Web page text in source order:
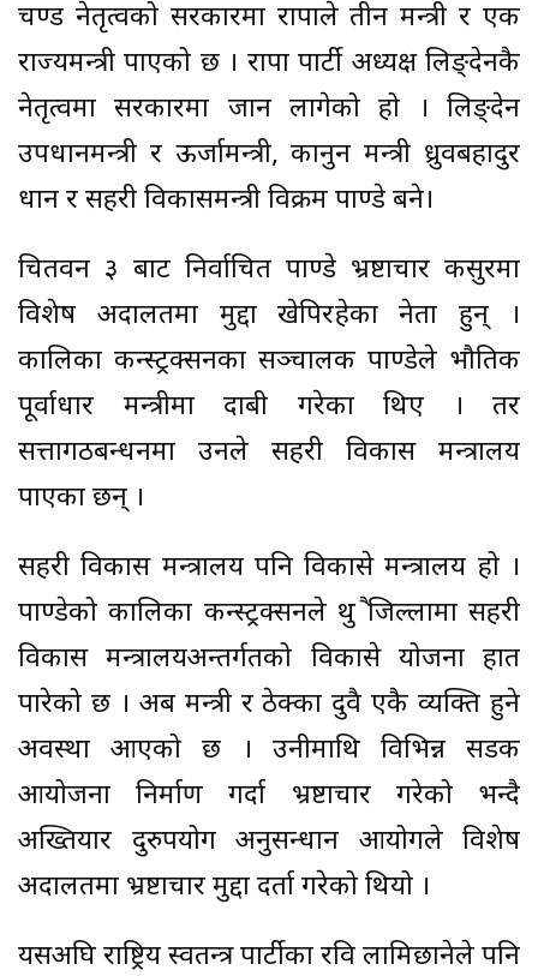
प्रचण्ड नेतृत्वको सरकारमा राप्रपाले तीन मन्त्री र एक
राज्यमन्त्री पाएको छ । राप्रपा पार्टी अध्यक्ष लिङ्देनकै
नेतृत्वमा सरकारमा जान लागेको हो । लिङ्देन
उपप्रधानमन्त्री र ऊर्जामन्त्री, कानुन मन्त्री ध्रुवबहादुर
प्रधान र सहरी विकासमन्त्री विक्रम पाण्डे बने।
चितवन ३ बाट निर्वाचित पाण्डे भ्रष्टाचार कसुरमा
विशेष अदालतमा मुद्दा खेपिरहेका नेता हुन् ।
कालिका कन्स्ट्रक्सनका सञ्चालक पाण्डेले भौतिक
पूर्वाधार मन्त्रीमा दाबी गरेका थिए । तर
सत्तागठबन्धनमा उनले सहरी विकास मन्त्रालय
पाएका छन् ।
सहरी विकास मन्त्रालय पनि विकासे मन्त्रालय हो ।
पाण्डेको कालिका कन्स्ट्रक्सनले थुप्रै जिल्लामा सहरी
विकास मन्त्रालयअन्तर्गतको विकासे योजना हात
पारेको छ । अब मन्त्री र ठेक्का दुवै एकै व्यक्ति हुने
अवस्था आएको छ । उनीमाथि विभिन्न सडक
आयोजना निर्माण गर्दा भ्रष्टाचार गरेको भन्दै
अख्तियार दुरुपयोग अनुसन्धान आयोगले विशेष
अदालतमा भ्रष्टाचार मुद्दा दर्ता गरेको थियो ।
यसअघि राष्ट्रिय स्वतन्त्र पार्टीका रवि लामिछानेले पनि